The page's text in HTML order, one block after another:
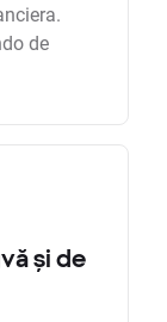
de
și de